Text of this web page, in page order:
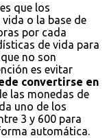
que los
o la base de
por cada
de vida para
no son
es evitar
convertirse en
las monedas de
uno de los
3 y 600 para
automática.